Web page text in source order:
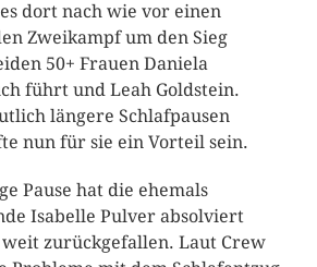
dort nach wie vor einen
Zweikampf um den Sieg
50+ Frauen Daniela
führt und Leah Goldstein.
längere Schlafpausen
nun für sie ein Vorteil sein.
Pause hat die ehemals
Isabelle Pulver absolviert
zurückgefallen. Laut Crew